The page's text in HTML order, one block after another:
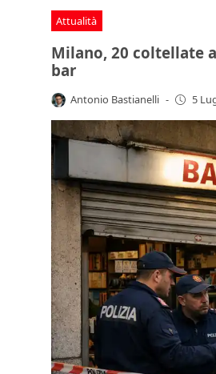
Attualità
Milano, 20 coltellate
bar
Antonio Bastianelli - 5